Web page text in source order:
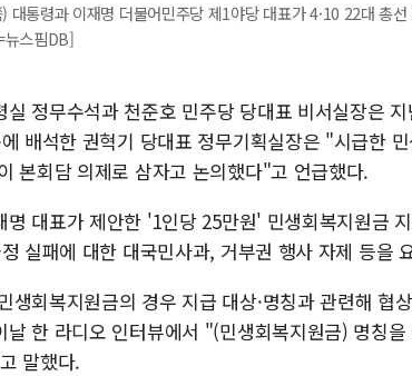
대통령과 이재명 더불어민주당 제1야당 대표가 4·10 22대 총
뉴스핌DB]
실 정무수석과 천준호 민주당 당대표 비서실장은
배석한 권혁기 당대표 정무기획실장은 "시급한
본회담 의제로 삼자고 논의했다"고 언급했다.
명 대표가 제안한 '1인당 25만원' 민생회복지원금
실패에 대한 대국민사과, 거부권 행사 자제 등을
생회복지원금의 경우 지급 대상·명칭과 관련해 협
날 한 라디오 인터뷰에서 "(민생회복지원금) 명칭
말했다.